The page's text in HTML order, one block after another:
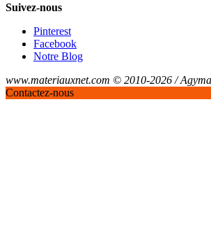
Suivez-nous
Pinterest
Facebook
Notre Blog
www.materiauxnet.com © 2010-2026 /
Contactez-nous